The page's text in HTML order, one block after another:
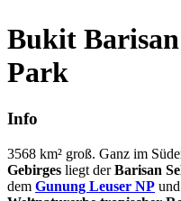
Bukit
Park
Info
3568 km² groß. Ganz im
Gebirges liegt derBarisan
dem Gunung Leuser NP